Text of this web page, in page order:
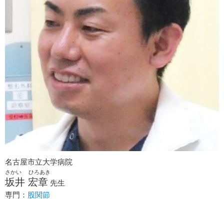
名古屋市立大学病院
さかい ひろあき
坂井 宏章 先生
専門： 股関節